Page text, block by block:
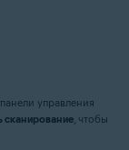
управления
сканирование , чтобы